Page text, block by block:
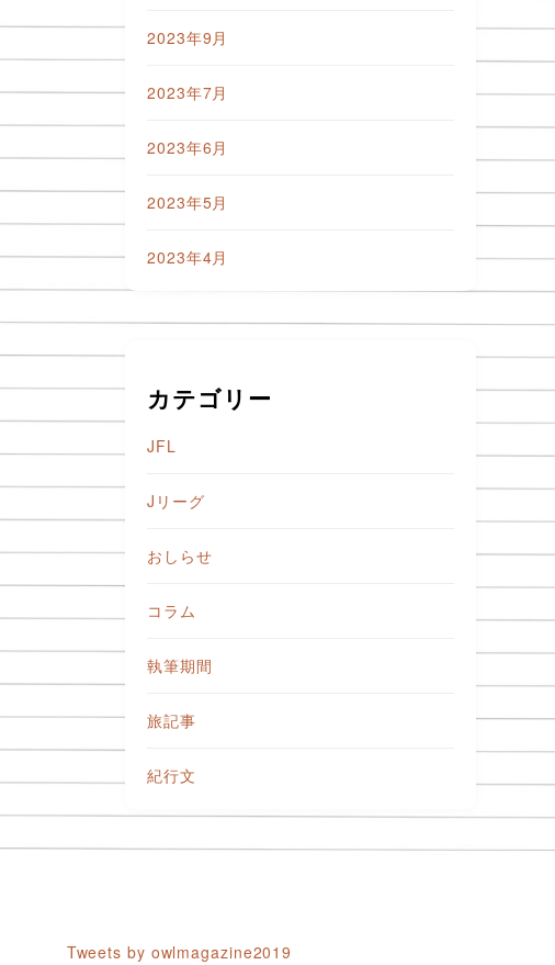
2023年9月
2023年7月
2023年6月
2023年5月
2023年4月
カテゴリー
JFL
Jリーグ
おしらせ
コラム
執筆期間
旅記事
紀行文
Tweets by owlmagazine2019